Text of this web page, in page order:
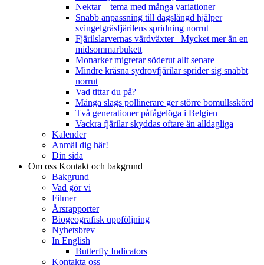
Nektar – tema med många variationer
Snabb anpassning till dagslängd hjälper
svingelgräsfjärilens spridning norrut
Fjärilslarvernas värdväxter– Mycket mer än en
midsommarbukett
Monarker migrerar söderut allt senare
Mindre kräsna sydrovfjärilar sprider sig snabbt
norrut
Vad tittar du på?
Många slags pollinerare ger större bomullsskörd
Två generationer påfågelöga i Belgien
Vackra fjärilar skyddas oftare än alldagliga
Kalender
Anmäl dig här!
Din sida
Om oss Kontakt och bakgrund
Bakgrund
Vad gör vi
Filmer
Årsrapporter
Biogeografisk uppföljning
Nyhetsbrev
In English
Butterfly Indicators
Kontakta oss